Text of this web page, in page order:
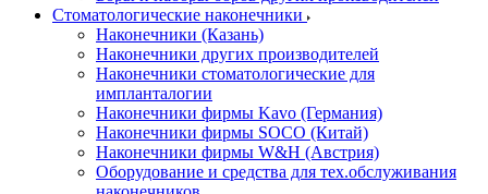
Стоматологические наконечники
Наконечники (Казань)
Наконечники других производителей
Наконечники стоматологические для
импланталогии
Наконечники фирмы Kavo (Германия)
Наконечники фирмы SOCO (Китай)
Наконечники фирмы W&H (Австрия)
Оборудование и средства для тех.обслуживания